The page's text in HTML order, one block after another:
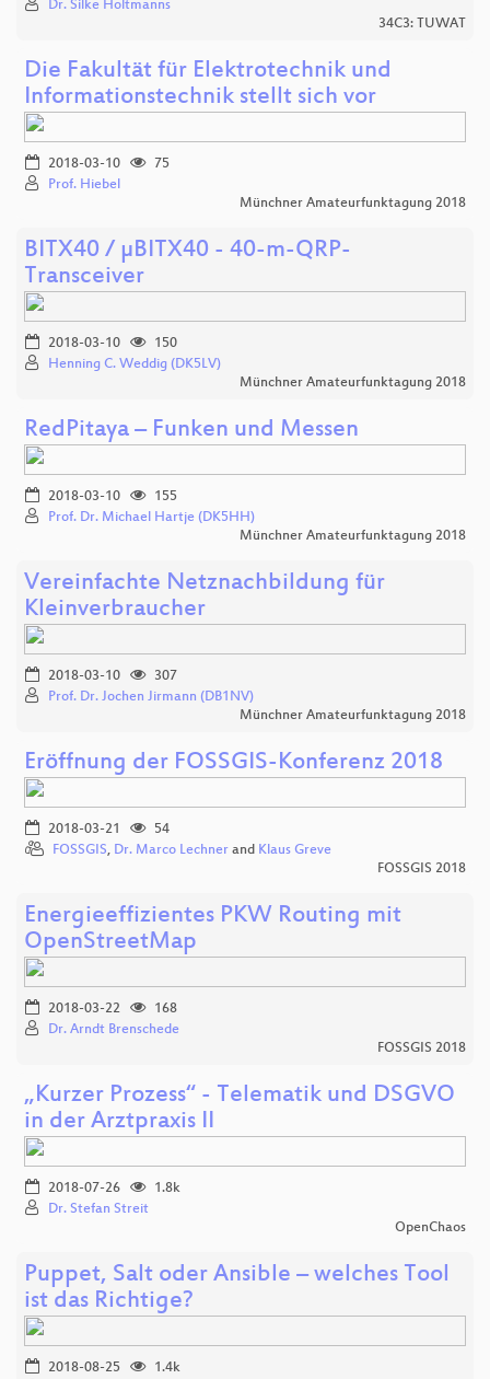
Dr. Silke Holtmanns
34C3: TUWAT
Die Fakultät für Elektrotechnik und
Informationstechnik stellt sich vor
2018-03-10
75
Prof. Hiebel
Münchner Amateurfunktagung 2018
BITX40 / µBITX40 - 40-m-QRP-
Transceiver
2018-03-10
150
Henning C. Weddig (DK5LV)
Münchner Amateurfunktagung 2018
RedPitaya – Funken und Messen
2018-03-10
155
Prof. Dr. Michael Hartje (DK5HH)
Münchner Amateurfunktagung 2018
Vereinfachte Netznachbildung für
Kleinverbraucher
2018-03-10
307
Prof. Dr. Jochen Jirmann (DB1NV)
Münchner Amateurfunktagung 2018
Eröffnung der FOSSGIS-Konferenz 2018
2018-03-21
54
FOSSGIS, Dr. Marco Lechner and Klaus Greve
FOSSGIS 2018
Energieeffizientes PKW Routing mit
OpenStreetMap
2018-03-22
168
Dr. Arndt Brenschede
FOSSGIS 2018
„Kurzer Prozess“ - Telematik und DSGVO
in der Arztpraxis II
2018-07-26
1.8k
Dr. Stefan Streit
OpenChaos
Puppet, Salt oder Ansible – welches Tool
ist das Richtige?
2018-08-25
1.4k